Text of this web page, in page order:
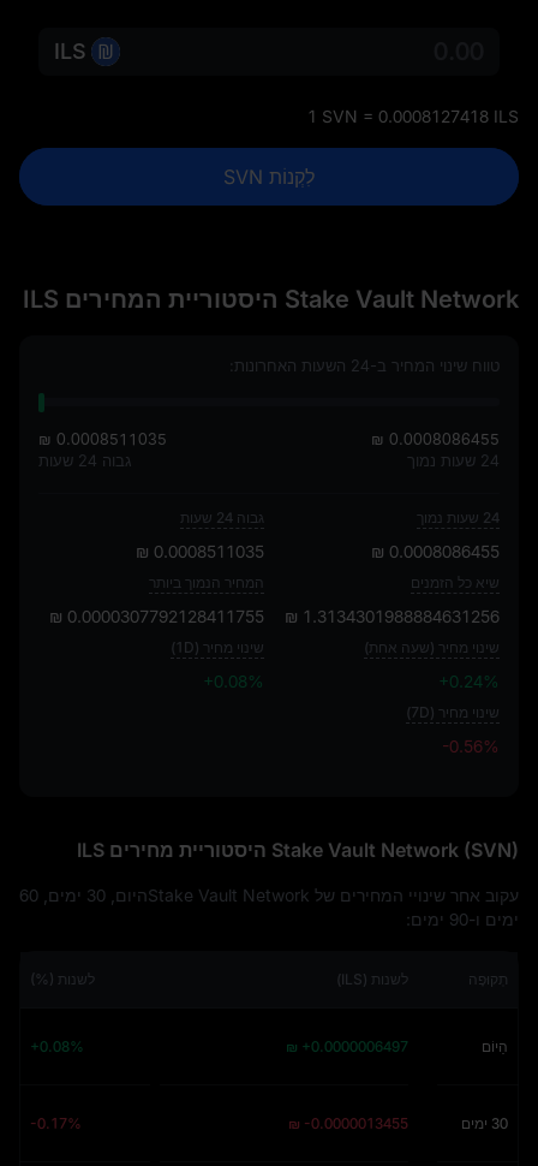
ILS
1 SVN = 0.0008127418 ILS
לִקְנוֹת SVN
Stake Vault Network היסטוריית המחירים ILS
טווח שינוי המחיר ב-24 השעות האחרונות:
₪ 0.0008086455
24 שעות נמוך
₪ 0.0008511035
גבוה 24 שעות
24 שעות נמוך
₪ 0.0008086455
גבוה 24 שעות
₪ 0.0008511035
שיא כל הזמנים
₪ 1.3134301988884631256
המחיר הנמוך ביותר
₪ 0.0000307792128411755
שינוי מחיר (שעה אחת)
+0.24%
שינוי מחיר (1D)
+0.08%
שינוי מחיר (7D)
-0.56%
Stake Vault Network (SVN) היסטוריית מחירים ILS
עקוב אחר שינויי המחירים של Stake Vault Networkהיום, 30 ימים, 60
ימים ו-90 ימים:
תְקוּפָה לשנות (ILS) לשנות (%)
הַיוֹם ₪ +0.0000006497
+0.08%
30 ימים ₪ -0.0000013455
-0.17%